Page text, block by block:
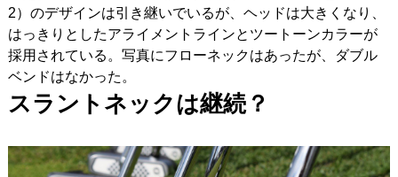
2）のデザインは引き継いでいるが、ヘッドは大きくなり、
はっきりとしたアライメントラインとツートーンカラーが
採用されている。写真にフローネックはあったが、ダブル
ベンドはなかった。
スラントネックは継続？